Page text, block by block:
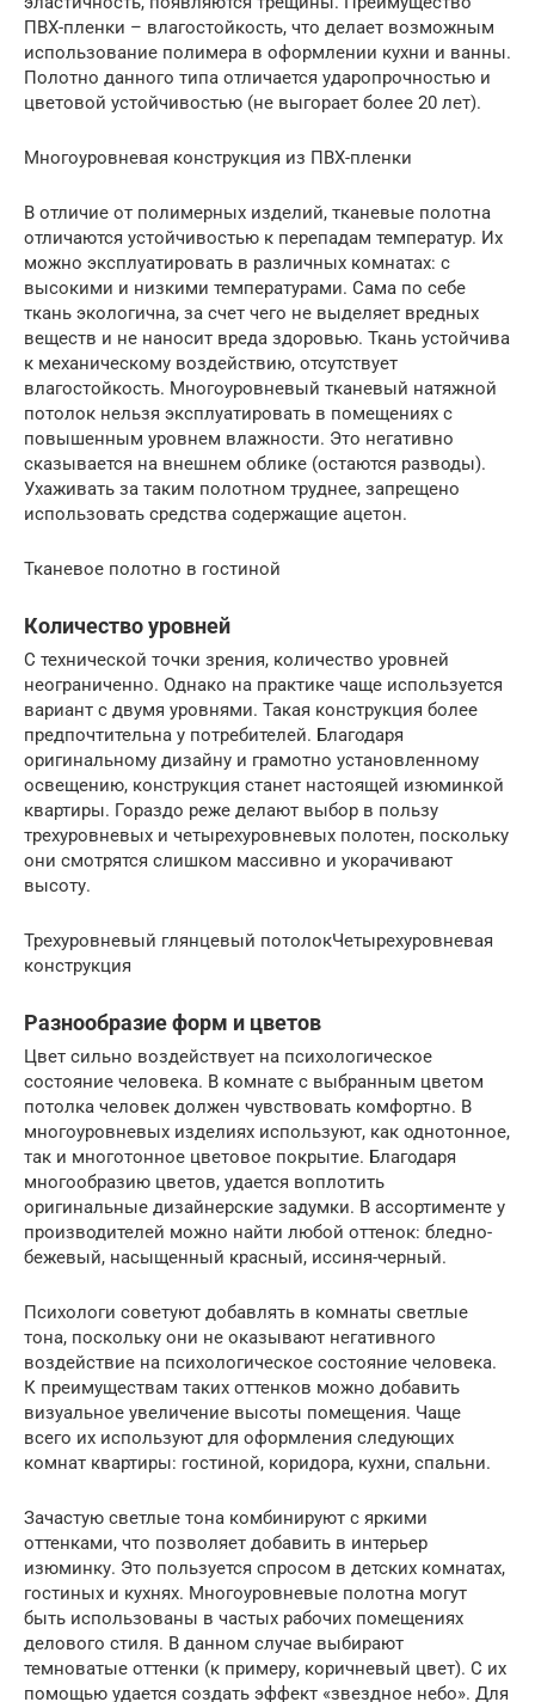
ПВХ-пленки – влагостойкость, что делает возможным
использование полимера в оформлении кухни и ванны.
Полотно данного типа отличается ударопрочностью и
цветовой устойчивостью (не выгорает более 20 лет).
Многоуровневая конструкция из ПВХ-пленки
В отличие от полимерных изделий, тканевые полотна
отличаются устойчивостью к перепадам температур. Их
можно эксплуатировать в различных комнатах: с
высокими и низкими температурами. Сама по себе
ткань экологична, за счет чего не выделяет вредных
веществ и не наносит вреда здоровью. Ткань устойчива
к механическому воздействию, отсутствует
влагостойкость. Многоуровневый тканевый натяжной
потолок нельзя эксплуатировать в помещениях с
повышенным уровнем влажности. Это негативно
сказывается на внешнем облике (остаются разводы).
Ухаживать за таким полотном труднее, запрещено
использовать средства содержащие ацетон.
Тканевое полотно в гостиной
Количество уровней
С технической точки зрения, количество уровней
неограниченно. Однако на практике чаще используется
вариант с двумя уровнями. Такая конструкция более
предпочтительна у потребителей. Благодаря
оригинальному дизайну и грамотно установленному
освещению, конструкция станет настоящей изюминкой
квартиры. Гораздо реже делают выбор в пользу
трехуровневых и четырехуровневых полотен, поскольку
они смотрятся слишком массивно и укорачивают
высоту.
Трехуровневый глянцевый потолокЧетырехуровневая
конструкция
Разнообразие форм и цветов
Цвет сильно воздействует на психологическое
состояние человека. В комнате с выбранным цветом
потолка человек должен чувствовать комфортно. В
многоуровневых изделиях используют, как однотонное,
так и многотонное цветовое покрытие. Благодаря
многообразию цветов, удается воплотить
оригинальные дизайнерские задумки. В ассортименте у
производителей можно найти любой оттенок: бледно-
бежевый, насыщенный красный, иссиня-черный.
Психологи советуют добавлять в комнаты светлые
тона, поскольку они не оказывают негативного
воздействие на психологическое состояние человека.
К преимуществам таких оттенков можно добавить
визуальное увеличение высоты помещения. Чаще
всего их используют для оформления следующих
комнат квартиры: гостиной, коридора, кухни, спальни.
Зачастую светлые тона комбинируют с яркими
оттенками, что позволяет добавить в интерьер
изюминку. Это пользуется спросом в детских комнатах,
гостиных и кухнях. Многоуровневые полотна могут
быть использованы в частых рабочих помещениях
делового стиля. В данном случае выбирают
темноватые оттенки (к примеру, коричневый цвет). С их
помощью удается создать эффект «звездное небо». Для